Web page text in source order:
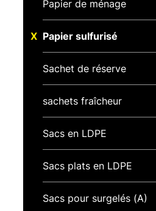
Papier de ménage
Papier sulfurisé
Sachet de réserve
sachets fraîcheur
Sacs en LDPE
Sacs plats en LDPE
Sacs pour surgelés (A)